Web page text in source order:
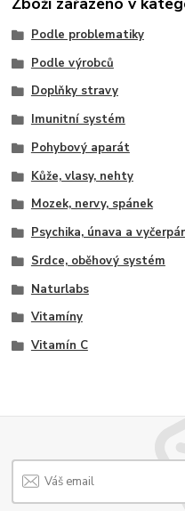
Podle problematiky
Podle výrobců
Doplňky stravy
Imunitní systém
Pohybový aparát
Kůže, vlasy, nehty
Mozek, nervy, spánek
Psychika, únava a
Srdce, oběhový systém
Naturlabs
Vitamíny
Vitamín C